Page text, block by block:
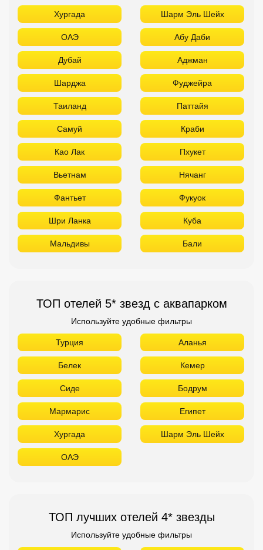
Хургада Шарм Эль Шейх
ОАЭ Абу Даби
Дубай Аджман
Шарджа Фуджейра
Таиланд Паттайя
Самуй Краби
Као Лак Пхукет
Вьетнам Нячанг
Фантьет Фукуок
Шри Ланка Куба
Мальдивы Бали
ТОП отелей 5* звезд с аквапарком
Используйте удобные фильтры
Турция Аланья
Белек Кемер
Сиде Бодрум
Мармарис Египет
Хургада Шарм Эль Шейх
ОАЭ
ТОП лучших отелей 4* звезды
Используйте удобные фильтры